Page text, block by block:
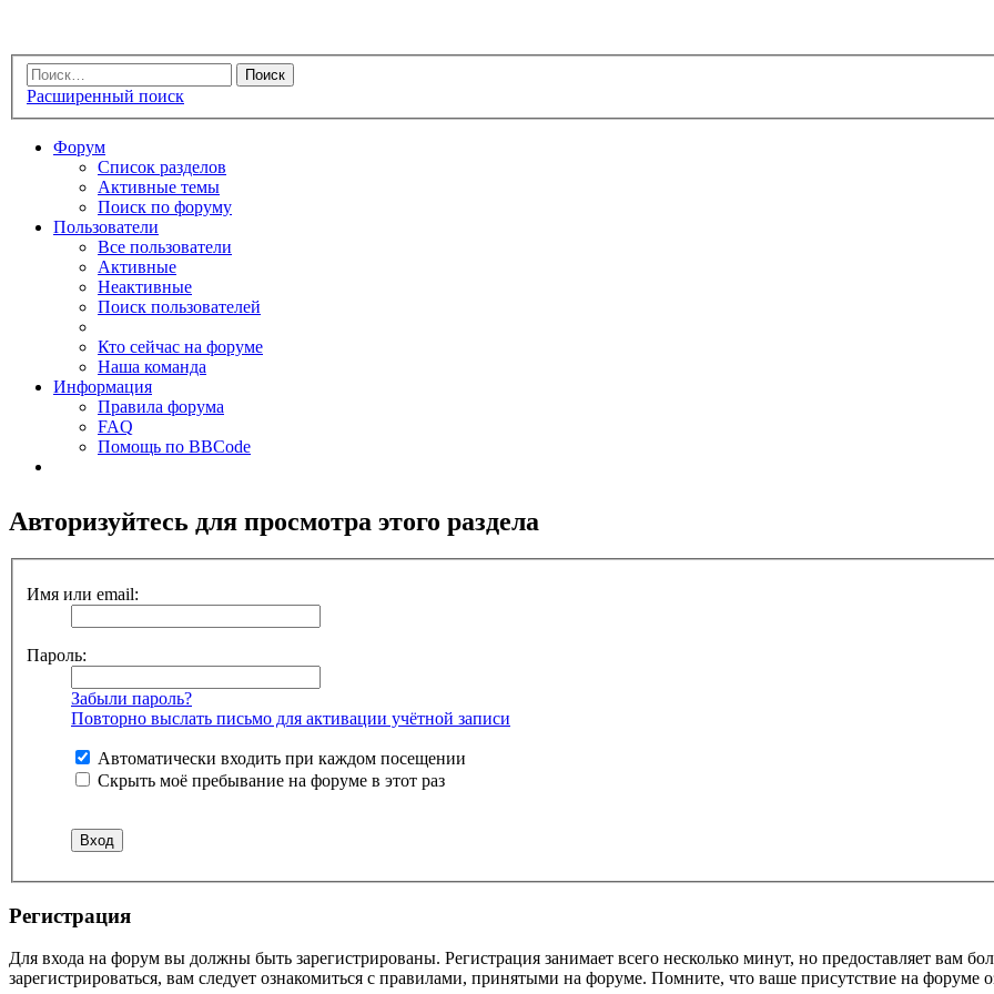
Расширенный поиск
Форум
Список разделов
Активные темы
Поиск по форуму
Пользователи
Все пользователи
Активные
Неактивные
Поиск пользователей
Кто сейчас на форуме
Наша команда
Информация
Правила форума
FAQ
Помощь по BBCode
Авторизуйтесь для просмотра этого раздела
Имя или email:
Пароль:
Забыли пароль?
Повторно выслать письмо для активации учётной записи
Автоматически входить при каждом посещении
Скрыть моё пребывание на форуме в этот раз
Регистрация
Для входа на форум вы должны быть зарегистрированы. Регистрация занимает всего несколько минут, но предоставляет вам
зарегистрироваться, вам следует ознакомиться с правилами, принятыми на форуме. Помните, что ваше присутствие на форуме